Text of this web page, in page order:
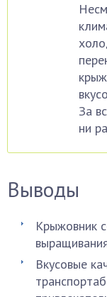
За
ни
Выводы
Крыжовник
Вкусовые